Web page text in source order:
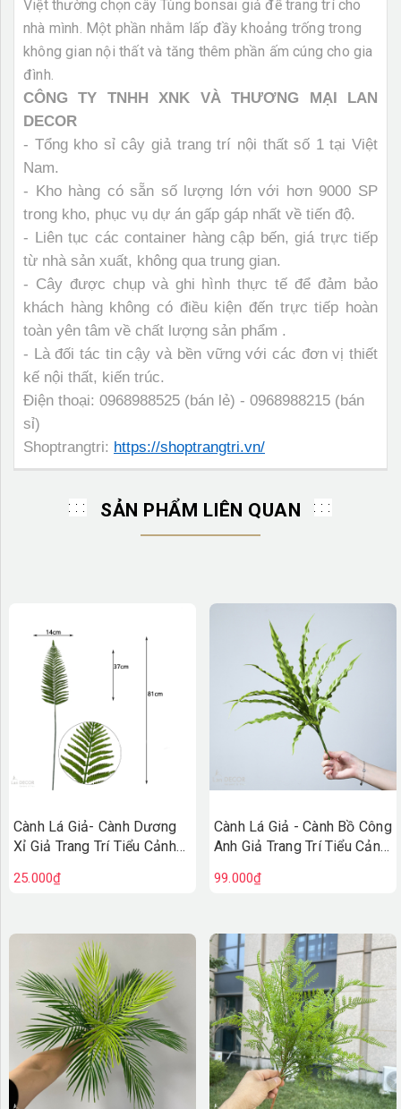
Việt thường chọn cây Tùng bonsai giả để trang trí cho
nhà mình. Một phần nhằm lấp đầy khoảng trống trong
không gian nội thất và tăng thêm phần ấm cúng cho gia
đình.
CÔNG TY TNHH XNK VÀ THƯƠNG MẠI LAN
DECOR
- Tổng kho sỉ cây giả trang trí nội thất số 1 tại Việt
Nam.
- Kho hàng có sẵn số lượng lớn với hơn 9000 SP
trong kho, phục vụ dự án gấp gáp nhất về tiến độ.
- Liên tục các container hàng cập bến, giá trực tiếp
từ nhà sản xuất, không qua trung gian.
- Cây được chụp và ghi hình thực tế để đảm bảo
khách hàng không có điều kiện đến trực tiếp hoàn
toàn yên tâm về chất lượng sản phẩm .
- Là đối tác tin cậy và bền vững với các đơn vị thiết
kế nội thất, kiến trúc.
Điện thoại: 0968988525 (bán lẻ) - 0968988215 (bán
sỉ)
Shoptrangtri: https://shoptrangtri.vn/
SẢN PHẨM LIÊN QUAN
Cành Lá Giả- Cành Dương
Xỉ Giả Trang Trí Tiểu Cảnh
HC1464
25.000₫
Cành Lá Giả - Cành Bồ Công
Anh Giả Trang Trí Tiểu Cảnh
99.000₫